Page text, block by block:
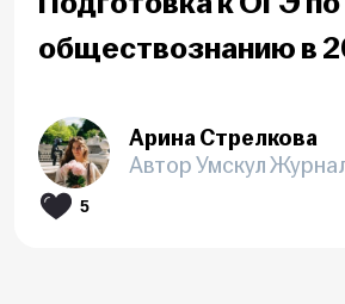
обществознанию в
Арина Стрелкова
Автор Умскул
5